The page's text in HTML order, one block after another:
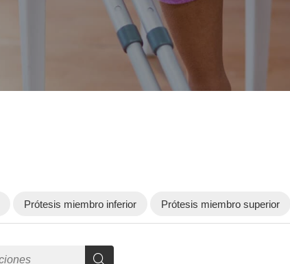
Prótesis miembro inferior Prótesis miembro superior